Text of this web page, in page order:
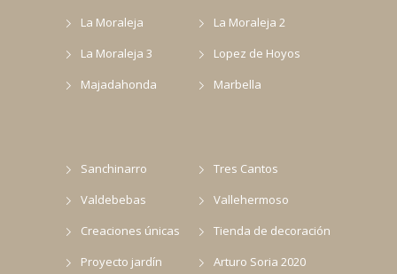
La Moraleja
La Moraleja 2
La Moraleja 3
Lopez de Hoyos
Majadahonda
Marbella
Sanchinarro
Tres Cantos
Valdebebas
Vallehermoso
Creaciones únicas
Tienda de decoración
Proyecto jardín
Arturo Soria 2020